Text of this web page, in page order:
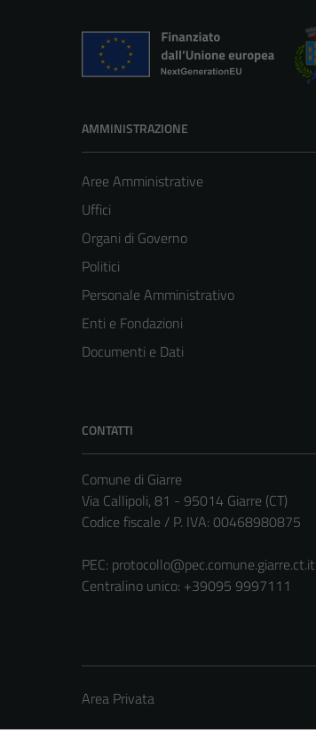
AMMINISTRAZIONE
Aree Amministrative
Uffici
Organi di Governo
Politici
Personale Amministrativo
Enti e Fondazioni
Documenti e Dati
CONTATTI
Comune di Giarre
Via Callipoli, 81 - 95014 Giarre (CT)
Codice fiscale / P. IVA: 00468980875
PEC: protocollo@pec.comune.giarre.ct.it
Centralino unico: +39095 9997111
Area Privata